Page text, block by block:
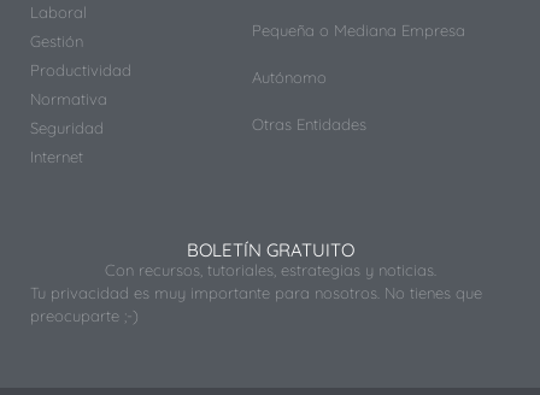
Laboral
Gestión
Productividad
Normativa
Seguridad
Internet
Pequeña o Mediana Empresa
Autónomo
Otras Entidades
BOLETÍN GRATUITO
Con recursos, tutoriales, estrategias y noticias.
Tu privacidad es muy importante para nosotros. No tienes que
preocuparte ;-)